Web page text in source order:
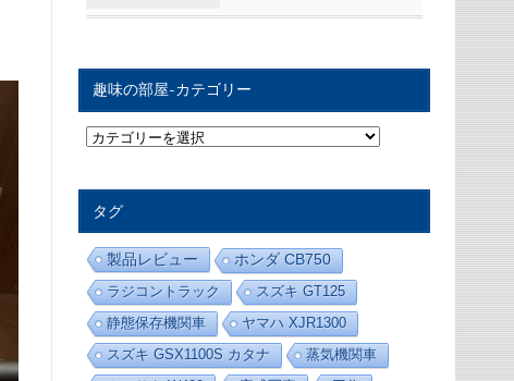
趣味の部屋-カテゴリー
趣
味
カ
テ
ゴ
リ
ー
タグ
製品レビュー
ホンダ CB750
ラジコントラック
スズキ GT125
静態保存機関車
ヤマハ XJR1300
スズキ GSX1100S カタナ
蒸気機関車